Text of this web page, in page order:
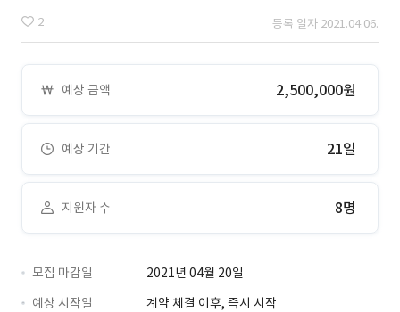
2 등록 일자 2021.04.06.
예상 금액 2,500,000원
예상 기간 21일
지원자 수 8명
모집 마감일
2021년 04월 20일
예상 시작일
계약 체결 이후, 즉시 시작